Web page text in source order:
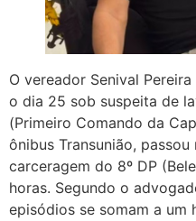
O vereador Senival
o dia 25 sob suspeita de
(Primeiro Comando da
ônibus Transunião, passou
carceragem do 8º DP
horas. Segundo o
episódios se somam a